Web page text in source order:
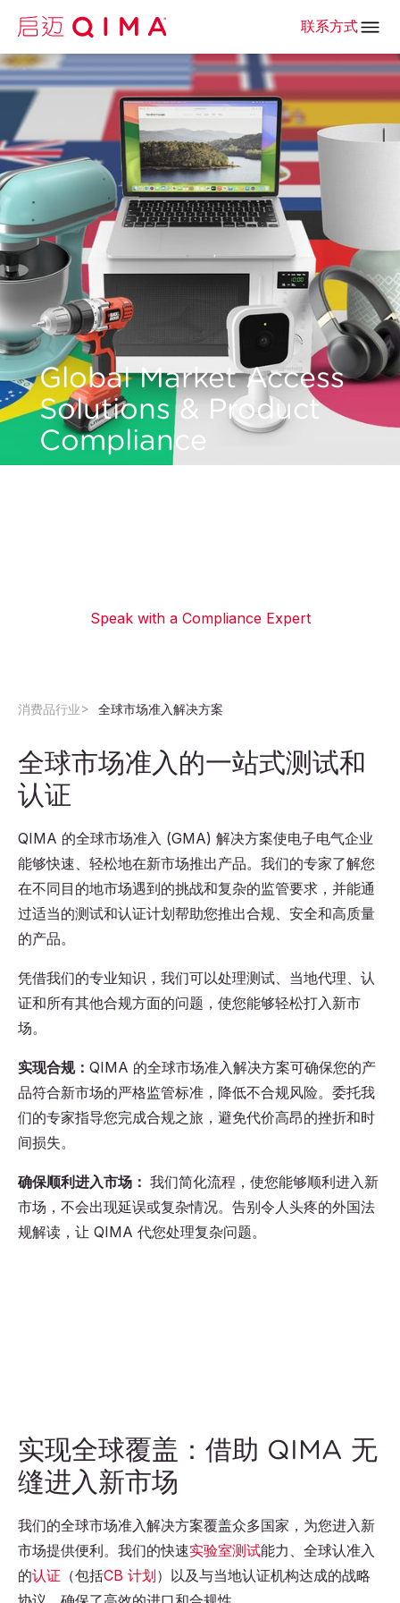
联系方式
Global Market Access
Solutions & Product
Compliance
Speak with a Compliance Expert
消费品行业 全球市场准入解决方案
全球市场准入的一站式测试和
认证
QIMA 的全球市场准入 (GMA) 解决方案使电子电气企业
能够快速、轻松地在新市场推出产品。我们的专家了解您
在不同目的地市场遇到的挑战和复杂的监管要求，并能通
过适当的测试和认证计划帮助您推出合规、安全和高质量
的产品。
凭借我们的专业知识，我们可以处理测试、当地代理、认
证和所有其他合规方面的问题，使您能够轻松打入新市
场。
实现合规： QIMA 的全球市场准入解决方案可确保您的产
品符合新市场的严格监管标准，降低不合规风险。委托我
们的专家指导您完成合规之旅，避免代价高昂的挫折和时
间损失。
确保顺利进入市场： 我们简化流程，使您能够顺利进入新
市场，不会出现延误或复杂情况。告别令人头疼的外国法
规解读，让 QIMA 代您处理复杂问题。
实现全球覆盖：借助 QIMA 无
缝进入新市场
我们的全球市场准入解决方案覆盖众多国家，为您进入新
市场提供便利。我们的快速实验室测试能力、全球认准入
的认证 （包括CB 计划）以及与当地认证机构达成的战略